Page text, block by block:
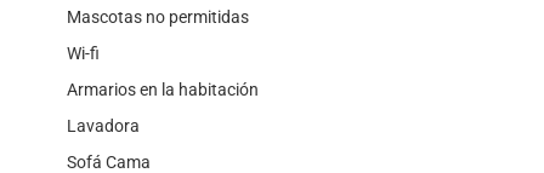
Mascotas no permitidas
Wi-fi
Armarios en la habitación
Lavadora
Sofá Cama